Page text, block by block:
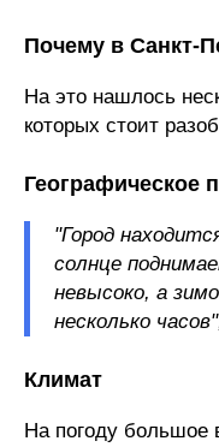
Почему в Санкт-
На это нашлось
которых стоит
Географическое
"Город
солнце
невысоко, а
несколько
Климат
На погоду большое